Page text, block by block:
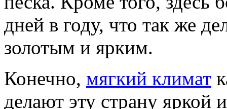
дней в году, что так же
золотым и ярким.
Конечно, мягкий климат
делают эту страну яркой